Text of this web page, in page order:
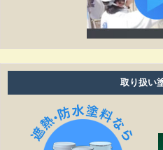
工事期間はどのくらいあり
塗り替えは何年ぐらいで必
雨の日も作業しますか？
細かい壁のひび割れはきれ
見積もりの金額より高くな
取り扱い